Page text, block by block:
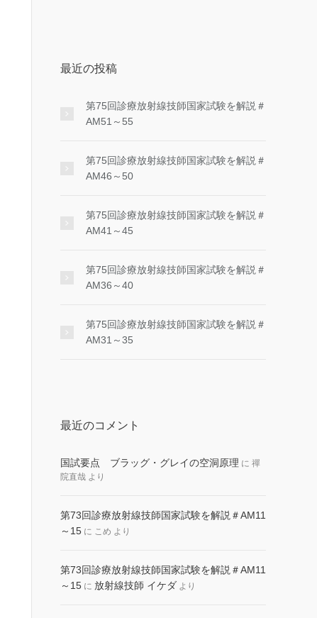
最近の投稿
第75回診療放射線技師国家試験を解説＃
AM51～55
第75回診療放射線技師国家試験を解説＃
AM46～50
第75回診療放射線技師国家試験を解説＃
AM41～45
第75回診療放射線技師国家試験を解説＃
AM36～40
第75回診療放射線技師国家試験を解説＃
AM31～35
最近のコメント
国試要点 ブラッグ・グレイの空洞原理 に 禪
院直哉 より
第73回診療放射線技師国家試験を解説＃AM11
～15 に こめ より
第73回診療放射線技師国家試験を解説＃AM11
～15 に 放射線技師 イケダ より